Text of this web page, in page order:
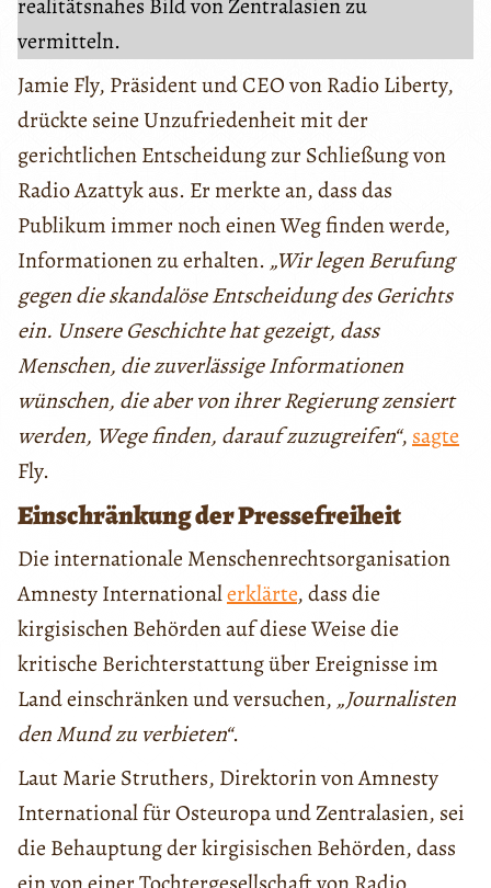
vermitteln.
Jamie Fly, Präsident und CEO von Radio Liberty,
drückte seine Unzufriedenheit mit der
gerichtlichen Entscheidung zur Schließung von
Radio Azattyk aus. Er merkte an, dass das
Publikum immer noch einen Weg finden werde,
Informationen zu erhalten. „Wir legen Berufung
gegen die skandalöse Entscheidung des Gerichts
ein. Unsere Geschichte hat gezeigt, dass
Menschen, die zuverlässige Informationen
wünschen, die aber von ihrer Regierung zensiert
werden, Wege finden, darauf zuzugreifen“, sagte
Fly.
Einschränkung der Pressefreiheit
Die internationale Menschenrechtsorganisation
Amnesty Internationalerklärte, dass die
kirgisischen Behörden auf diese Weise die
kritische Berichterstattung über Ereignisse im
Land einschränken und versuchen, „Journalisten
den Mund zu verbieten“.
Laut Marie Struthers, Direktorin von Amnesty
International für Osteuropa und Zentralasien, sei
die Behauptung der kirgisischen Behörden, dass